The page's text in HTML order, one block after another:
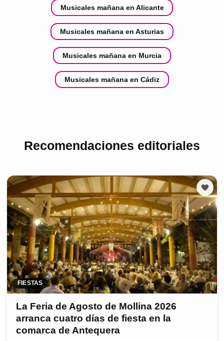
Musicales mañana en Alicante
Musicales mañana en Asturias
Musicales mañana en Murcia
Musicales mañana en Cádiz
Recomendaciones editoriales
FIESTAS
La Feria de Agosto de Mollina 2026
arranca cuatro días de fiesta en la
comarca de Antequera